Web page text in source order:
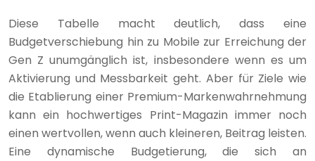
Diese Tabelle macht deutlich, dass eine
Budgetverschiebung hin zu Mobile zur Erreichung der
Gen Z unumgänglich ist, insbesondere wenn es um
Aktivierung und Messbarkeit geht. Aber für Ziele wie
die Etablierung einer Premium-Markenwahrnehmung
kann ein hochwertiges Print-Magazin immer noch
einen wertvollen, wenn auch kleineren, Beitrag leisten.
Eine dynamische Budgetierung, die sich an